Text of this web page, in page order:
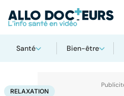
Santé Bien-être
AccueilBien-être
RELAXATION